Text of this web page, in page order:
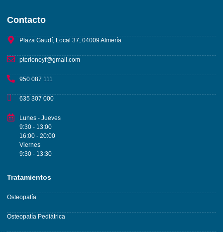
Contacto
Plaza Gaudí, Local 37, 04009 Almería
pterionoyf@gmail.com
950 087 111
635 307 000
Lunes - Jueves
9:30 - 13:00
16:00 - 20:00
Viernes
9:30 - 13:30
Tratamientos
Osteopatía
Osteopatía Pediátrica